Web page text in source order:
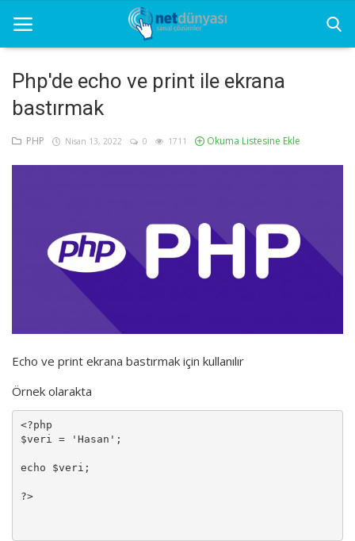
Ana Sayfa
Net Dünyası
Sunucu
Yazılım Programları
Giriş
Kayıt
Php'de echo ve print ile ekrana
bastırmak
PHP Nisan 13, 2022 0 1711 Okuma Listesine Ekle
Echo ve print ekrana bastırmak için kullanılır
Örnek olarakta
<?php
$veri = 'Hasan';
echo $veri;
?>